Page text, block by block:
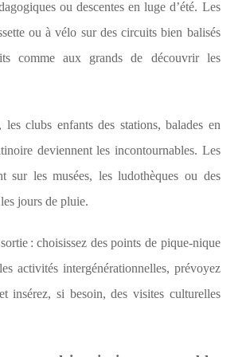
ou descentes en luge d’été. Les
ou à vélo sur des circuits bien balisés
comme aux grands de découvrir les
clubs enfants des stations, balades en
deviennent les incontournables. Les
sur les musées, les ludothèques ou des
jours de pluie.
: choisissez des points de pique-nique
activités intergénérationnelles, prévoyez
insérez, si besoin, des visites culturelles